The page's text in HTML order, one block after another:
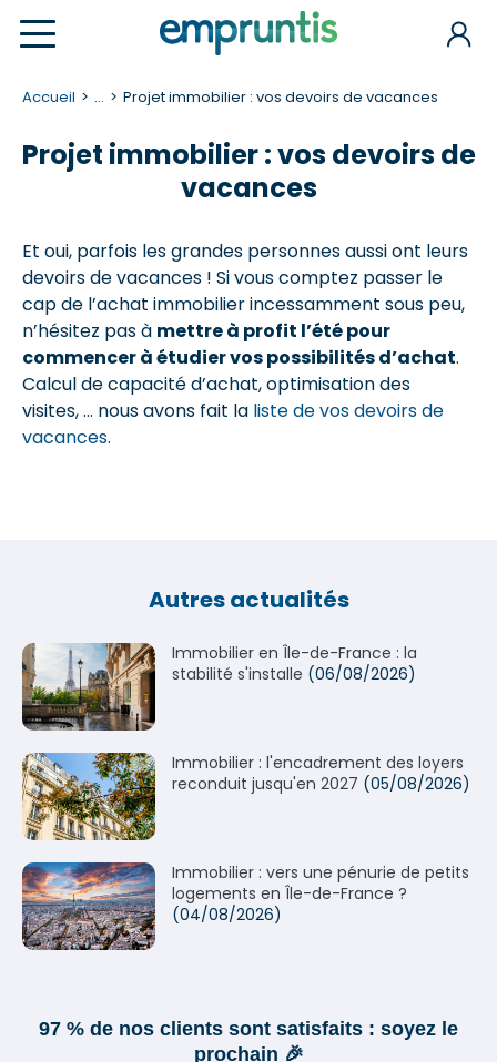
Accueil ... Projet immobilier : vos devoirs de vacances
Projet immobilier : vos devoirs de
vacances
Et oui, parfois les grandes personnes aussi ont leurs
devoirs de vacances ! Si vous comptez passer le
cap de l’achat immobilier incessamment sous peu,
n’hésitez pas à mettre à profit l’été pour
commencer à étudier vos possibilités d’achat.
Calcul de capacité d’achat, optimisation des
visites, … nous avons fait la liste de vos devoirs de
vacances.
Autres actualités
Immobilier en Île-de-France : la
stabilité s'installe (06/08/2026)
Immobilier : l'encadrement des loyers
reconduit jusqu'en 2027 (05/08/2026)
Immobilier : vers une pénurie de petits
logements en Île-de-France ?
(04/08/2026)